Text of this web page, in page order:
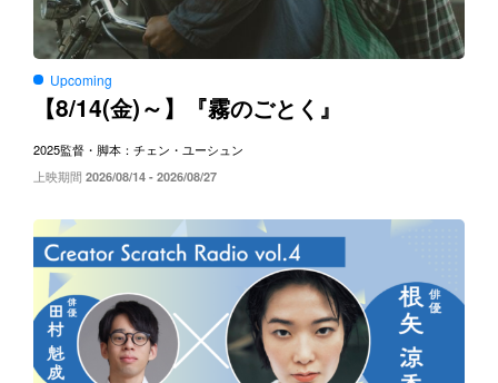
Upcoming
【8/14(金)～】『霧のごとく』
2025監督・脚本：チェン・ユーシュン
上映期間 2026/08/14 - 2026/08/27